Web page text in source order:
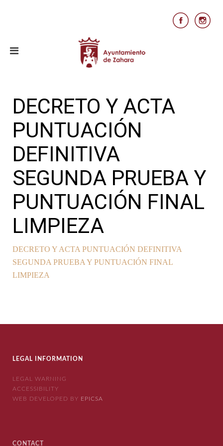
DECRETO Y ACTA
PUNTUACIÓN
DEFINITIVA
SEGUNDA PRUEBA Y
PUNTUACIÓN FINAL
LIMPIEZA
DECRETO Y ACTA PUNTUACIÓN DEFINITIVA
SEGUNDA PRUEBA Y PUNTUACIÓN FINAL
LIMPIEZA
LEGAL INFORMATION
LEGAL WARNING
ACCESSIBILITY
WEB DEVELOPED BY EPICSA
CONTACT